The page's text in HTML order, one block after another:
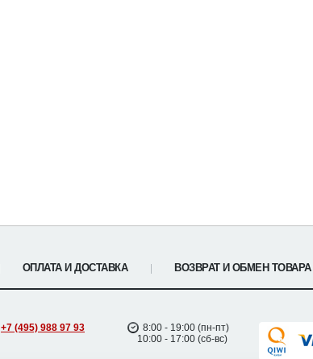
ОПЛАТА И ДОСТАВКА ВОЗВРАТ И ОБМЕН ТОВАРА
+7 (495) 988 97 93
8:00 - 19:00 (пн-пт)
10:00 - 17:00 (сб-вс)